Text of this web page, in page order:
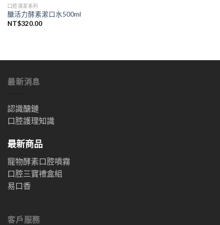
口腔清潔系列
醣活力酵素漱口水500ml
NT$320.00
最新消息
認識醣鏈
口腔護理知識
最新商品
寵物酵素口腔噴霧
口腔三寶禮盒組
易口香
客戶服務